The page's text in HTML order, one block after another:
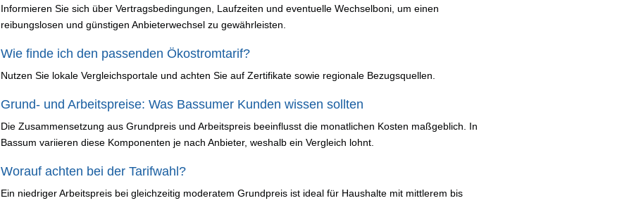
Informieren Sie sich über Vertragsbedingungen, Laufzeiten und eventuelle Wechselboni, um einen
reibungslosen und günstigen Anbieterwechsel zu gewährleisten.
Wie finde ich den passenden Ökostromtarif?
Nutzen Sie lokale Vergleichsportale und achten Sie auf Zertifikate sowie regionale Bezugsquellen.
Grund- und Arbeitspreise: Was Bassumer Kunden wissen sollten
Die Zusammensetzung aus Grundpreis und Arbeitspreis beeinflusst die monatlichen Kosten maßgeblich. In
Bassum variieren diese Komponenten je nach Anbieter, weshalb ein Vergleich lohnt.
Worauf achten bei der Tarifwahl?
Ein niedriger Arbeitspreis bei gleichzeitig moderatem Grundpreis ist ideal für Haushalte mit mittlerem bis